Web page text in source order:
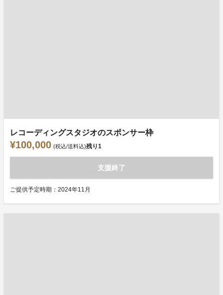
レコーディングスタジオのスポンサー枠
¥100,000 (税込/送料込)残り1
支援終了
ご提供予定時期：2024年11月